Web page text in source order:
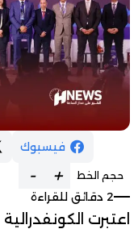
فيسبوك
حجم الخط +
-
2 دقائق للقراءة
اعتبرت